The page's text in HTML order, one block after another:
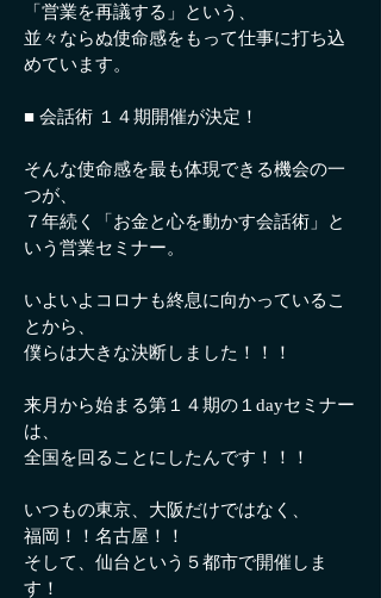
「営業を再議する」という、
並々ならぬ使命感をもって仕事に打ち込
めています。
■ 会話術 １４期開催が決定！
そんな使命感を最も体現できる機会の一
つが、
７年続く「お金と心を動かす会話術」と
いう営業セミナー。
いよいよコロナも終息に向かっているこ
とから、
僕らは大きな決断しました！！！
来月から始まる第１４期の１dayセミナー
は、
全国を回ることにしたんです！！！
いつもの東京、大阪だけではなく、
福岡！！名古屋！！
そして、仙台という５都市で開催しま
す！